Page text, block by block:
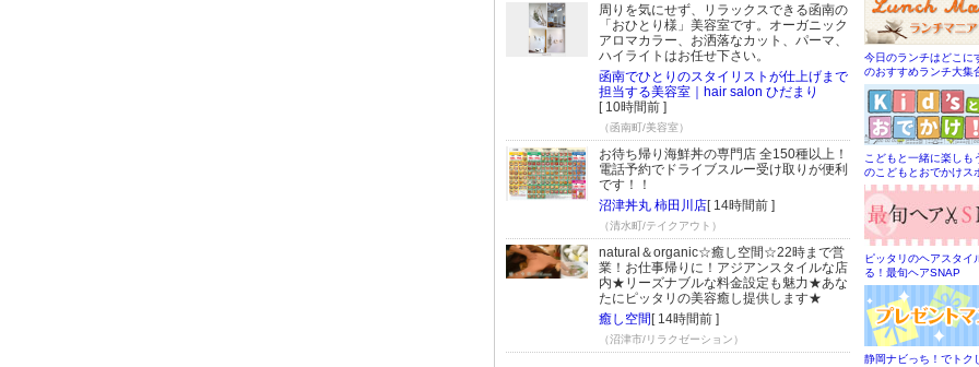
周りを気にせず、リラックスできる函南の
「おひとり様」美容室です。オーガニック
アロマカラー、お洒落なカット、パーマ、
ハイライトはお任せ下さい。
函南でひとりのスタイリストが仕上げまで
担当する美容室｜hair salon ひだまり
[ 10時間前 ]
（函南町/美容室）
お待ち帰り海鮮丼の専門店 全150種以上！
電話予約でドライブスルー受け取りが便利
です！！
沼津丼丸 柿田川店[ 14時間前 ]
（清水町/テイクアウト）
natural＆organic☆癒し空間☆22時まで営
業！お仕事帰りに！アジアンスタイルな店
内★リーズナブルな料金設定も魅力★あな
たにピッタリの美容癒し提供します★
癒し空間[ 14時間前 ]
（沼津市/リラクゼーション）
今日のランチはどこに
のおすすめランチ大集
こどもと一緒に楽しも
のこどもとおでかけス
ピッタリのヘアスタイ
る！最旬ヘアSNAP
静岡ナビっち！でトク